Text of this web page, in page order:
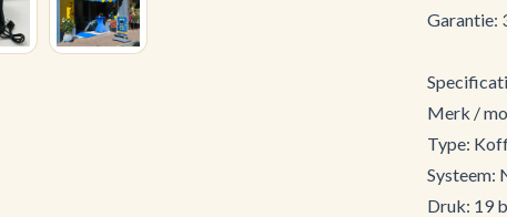
Garantie:
Merk /
Type:
Systeem:
Druk: 19